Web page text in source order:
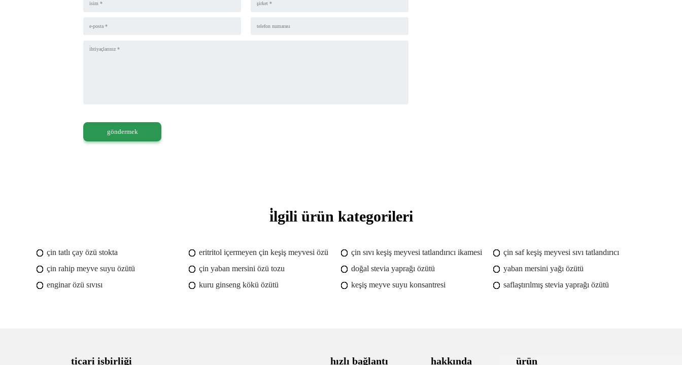
göndermek
i̇lgili ürün kategorileri
çin tatlı çay özü stokta eritritol içermeyen çin keşiş meyvesi özü çin sıvı keşiş meyvesi tatlandırıcı ikamesi
çin saf keşiş meyvesi sıvı tatlandırıcı
çin rahip meyve suyu özütü
çin yaban mersini özü tozu doğal stevia yaprağı özütü
yaban mersini yağı özütü
enginar özü sıvısı
kuru ginseng kökü özütü keşiş meyve suyu konsantresi saflaştırılmış stevia yaprağı özütü
ticari işbirliği hızlı bağlantı hakkında ürün